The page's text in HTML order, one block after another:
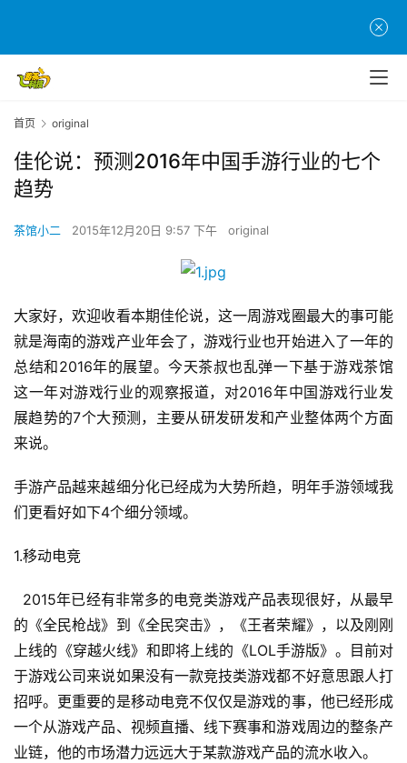
首页 original
佳伦说：预测2016年中国手游行业的七个
趋势
茶馆小二 2015年12月20日 9:57 下午 original
大家好，欢迎收看本期佳伦说，这一周游戏圈最大的事可能
就是海南的游戏产业年会了，游戏行业也开始进入了一年的
总结和2016年的展望。今天茶叔也乱弹一下基于游戏茶馆
这一年对游戏行业的观察报道，对2016年中国游戏行业发
展趋势的7个大预测，主要从研发研发和产业整体两个方面
来说。
手游产品越来越细分化已经成为大势所趋，明年手游领域我
们更看好如下4个细分领域。
1.移动电竞
2015年已经有非常多的电竞类游戏产品表现很好，从最早
的《全民枪战》到《全民突击》，《王者荣耀》，以及刚刚
上线的《穿越火线》和即将上线的《LOL手游版》。目前对
于游戏公司来说如果没有一款竞技类游戏都不好意思跟人打
招呼。更重要的是移动电竞不仅仅是游戏的事，他已经形成
一个从游戏产品、视频直播、线下赛事和游戏周边的整条产
业链，他的市场潜力远远大于某款游戏产品的流水收入。